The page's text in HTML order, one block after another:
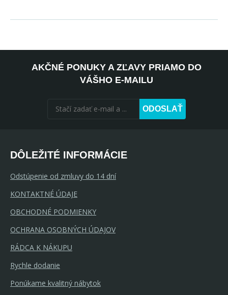
AKČNÉ PONUKY A ZĽAVY PRIAMO DO
VÁŠHO E-MAILU
ODOSLAŤ
DÔLEŽITÉ INFORMÁCIE
Odstúpenie od zmluvy do 14 dní
KONTAKTNÉ ÚDAJE
OBCHODNÉ PODMIENKY
OCHRANA OSOBNÝCH ÚDAJOV
RÁDCA K NÁKUPU
Rychle dodanie
Ponúkame kvalitný nábytok